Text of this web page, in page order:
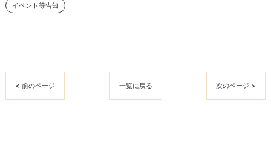
イベント等告知
< 前のページ 一覧に戻る 次のページ >